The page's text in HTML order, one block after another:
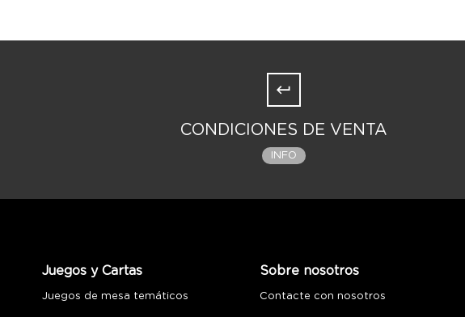
CONDICIONES DE VENTA
INFO
Juegos y Cartas
Juegos de mesa temáticos
Sobre nosotros
Contacte con nosotros